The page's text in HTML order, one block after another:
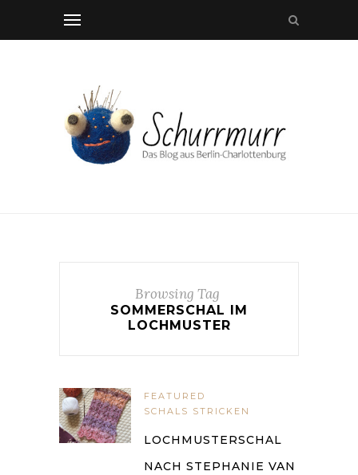
Browsing Tag
SOMMERSCHAL IM
LOCHMUSTER
FEATURED
SCHALS STRICKEN
LOCHMUSTERSCHAL
NACH STEPHANIE VAN